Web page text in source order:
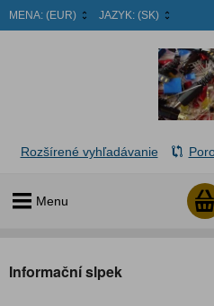
MENA: (EUR) JAZYK: (SK)
Menu
Rozšírené vyhľadávanie
Informační slpek